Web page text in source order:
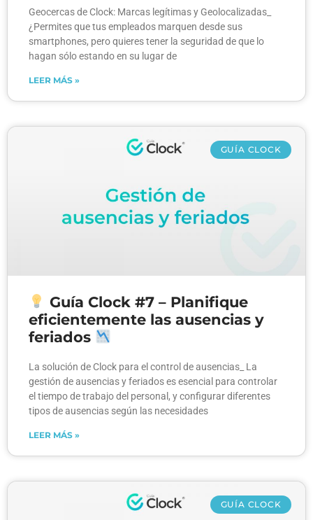
Geocercas de Clock: Marcas legítimas y Geolocalizadas_
¿Permites que tus empleados marquen desde sus
smartphones, pero quieres tener la seguridad de que lo
hagan sólo estando en su lugar de
LEER MÁS »
GUÍA CLOCK
Guía Clock #7 – Planifique
eficientemente las ausencias y
feriados
La solución de Clock para el control de ausencias_ La
gestión de ausencias y feriados es esencial para controlar
el tiempo de trabajo del personal, y configurar diferentes
tipos de ausencias según las necesidades
LEER MÁS »
GUÍA CLOCK